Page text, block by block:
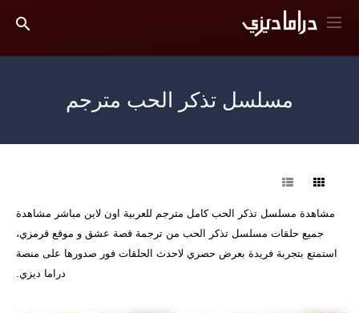
مسلسل تذكر الحب مترجم
مشاهدة مسلسل تذكر الحب كامل مترجم للعربية اون لاين مباشر مشاهدة
جميع حلقات مسلسل تذكر الحب من ترجمة قصة عشق و موقع قرمزي،
استمتع بتجربة فريدة بعرض حصري لاحدث الحلقات فور صدورها على منصة
دراما ديزي.